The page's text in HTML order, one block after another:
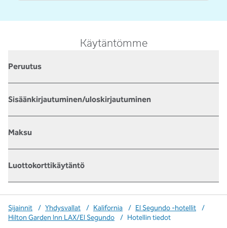
Käytäntömme
Peruutus
Sisäänkirjautuminen/uloskirjautuminen
Maksu
Luottokorttikäytäntö
Sijainnit / Yhdysvallat / Kalifornia / El Segundo -hotellit
/
Hilton Garden Inn LAX/El Segundo
/ Hotellin tiedot